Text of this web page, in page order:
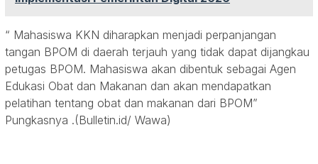
“ Mahasiswa KKN diharapkan menjadi perpanjangan
tangan BPOM di daerah terjauh yang tidak dapat dijangkau
petugas BPOM. Mahasiswa akan dibentuk sebagai Agen
Edukasi Obat dan Makanan dan akan mendapatkan
pelatihan tentang obat dan makanan dari BPOM”
Pungkasnya .(Bulletin.id/ Wawa)